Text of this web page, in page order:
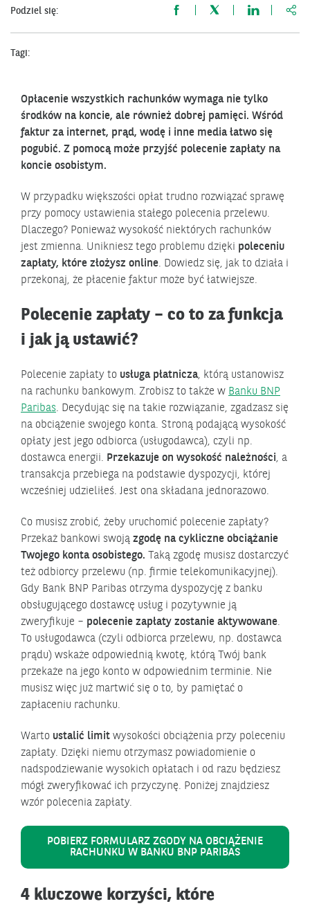
Tagi:
Podziel się:
Opłacenie wszystkich rachunków wymaga nie tylko
środków na koncie, ale również dobrej pamięci. Wśród
faktur za internet, prąd, wodę i inne media łatwo się
pogubić. Z pomocą może przyjść polecenie zapłaty na
koncie osobistym.
W przypadku większości opłat trudno rozwiązać sprawę
przy pomocy ustawienia stałego polecenia przelewu.
Dlaczego? Ponieważ wysokość niektórych rachunków
jest zmienna. Unikniesz tego problemu dzięki poleceniu
zapłaty, które złożysz online. Dowiedz się, jak to działa i
przekonaj, że płacenie faktur może być łatwiejsze.
Polecenie zapłaty – co to za funkcja
i jak ją ustawić?
Polecenie zapłaty to usługa płatnicza, którą ustanowisz
na rachunku bankowym. Zrobisz to także w Banku BNP
Paribas. Decydując się na takie rozwiązanie, zgadzasz się
na obciążenie swojego konta. Stroną podającą wysokość
opłaty jest jego odbiorca (usługodawca), czyli np.
dostawca energii. Przekazuje on wysokość należności, a
transakcja przebiega na podstawie dyspozycji, której
wcześniej udzieliłeś. Jest ona składana jednorazowo.
Co musisz zrobić, żeby uruchomić polecenie zapłaty?
Przekaż bankowi swoją zgodę na cykliczne obciążanie
Twojego konta osobistego.
Taką zgodę musisz dostarczyć
też odbiorcy przelewu (np. firmie telekomunikacyjnej).
Gdy Bank BNP Paribas otrzyma dyspozycję z banku
obsługującego dostawcę usług i pozytywnie ją
zweryfikuje – polecenie zapłaty zostanie aktywowane.
To usługodawca (czyli odbiorca przelewu, np. dostawca
prądu) wskaże odpowiednią kwotę, którą Twój bank
przekaże na jego konto w odpowiednim terminie. Nie
musisz więc już martwić się o to, by pamiętać o
zapłaceniu rachunku.
Warto ustalić limit wysokości obciążenia przy poleceniu
zapłaty. Dzięki niemu otrzymasz powiadomienie o
nadspodziewanie wysokich opłatach i od razu będziesz
mógł zweryfikować ich przyczynę. Poniżej znajdziesz
wzór polecenia zapłaty.
POBIERZ FORMULARZ ZGODY NA OBCIĄŻENIE
RACHUNKU W BANKU BNP PARIBAS
4 kluczowe korzyści, które